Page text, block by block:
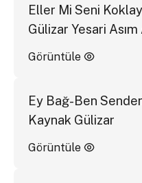
Eller Mi Seni
Gülizar Yesari
Görüntüle
Ey Bağ-Ben
Kaynak Gülizar
Görüntüle